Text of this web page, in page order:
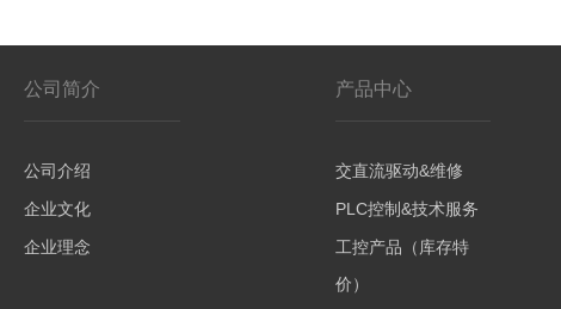
公司简介
公司介绍
企业文化
企业理念
产品中心
交直流驱动&维修
PLC控制&技术服务
工控产品（库存特
价）